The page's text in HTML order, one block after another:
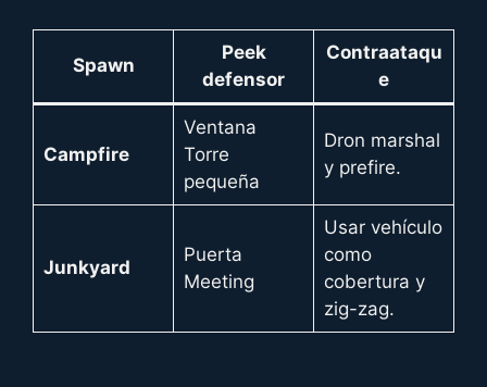
Spawn
Peek
defensor
Contraataqu
e
Campfire
Ventana
Torre
pequeña
Dron marshal
y prefire.
Junkyard
Puerta
Meeting
Usar vehículo
como
cobertura y
zig-zag.